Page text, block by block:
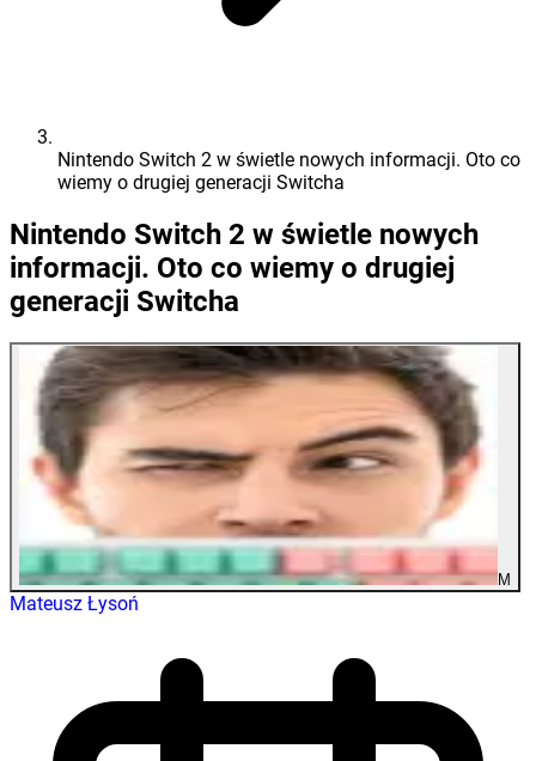
Nintendo Switch 2 w świetle nowych informacji. Oto co
wiemy o drugiej generacji Switcha
Nintendo Switch 2 w świetle nowych
informacji. Oto co wiemy o drugiej
generacji Switcha
M
Mateusz Łysoń